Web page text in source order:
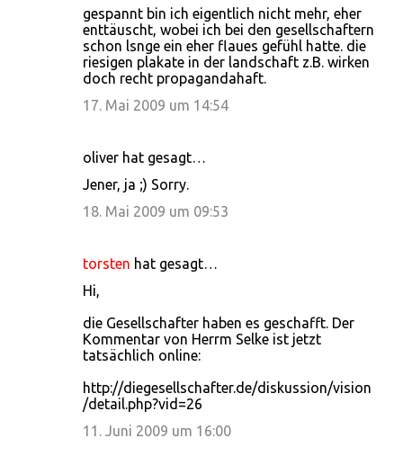
gespannt bin ich eigentlich nicht mehr, eher
enttäuscht, wobei ich bei den gesellschaftern
schon lsnge ein eher flaues gefühl hatte. die
riesigen plakate in der landschaft z.B. wirken
doch recht propagandahaft.
17. Mai 2009 um 14:54
oliver hat gesagt…
Jener, ja ;) Sorry.
18. Mai 2009 um 09:53
torsten hat gesagt…
Hi,
die Gesellschafter haben es geschafft. Der
Kommentar von Herrm Selke ist jetzt
tatsächlich online:
http://diegesellschafter.de/diskussion/vision
/detail.php?vid=26
11. Juni 2009 um 16:00